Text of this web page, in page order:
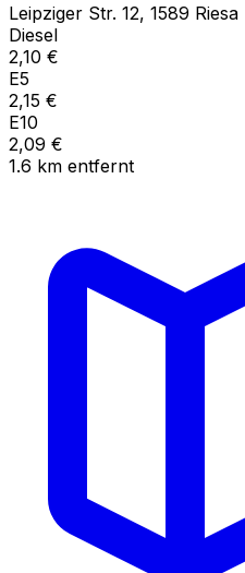
Leipziger Str. 12, 1589 Riesa
Diesel
2,10 €
E5
2,15 €
E10
2,09 €
1.6 km entfernt